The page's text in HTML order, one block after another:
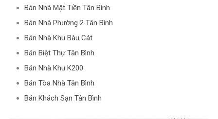
Bán Nhà Mặt Tiền Tân Bình
Bán Nhà Phường 2 Tân Bình
Bán Nhà Khu Bàu Cát
Bán Biệt Thự Tân Bình
Bán Nhà Khu K200
Bán Tòa Nhà Tân Bình
Bán Khách Sạn Tân Bình